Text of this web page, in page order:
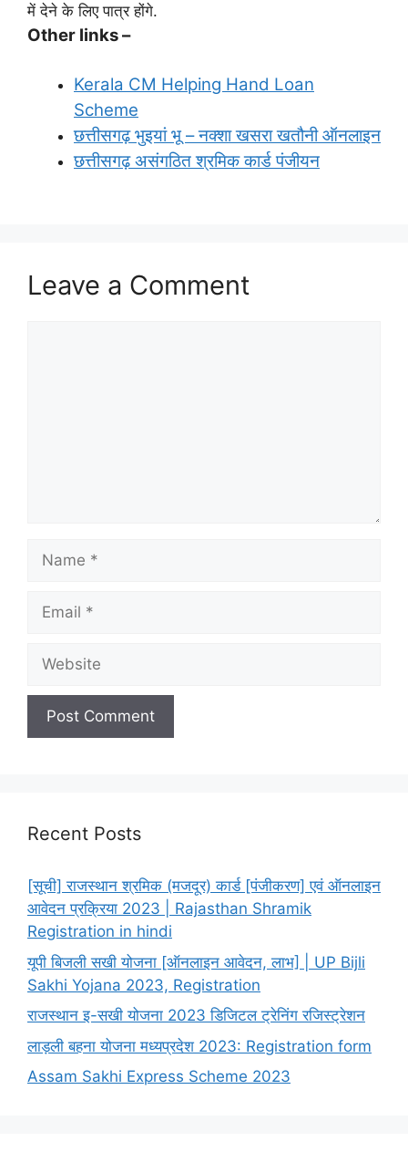
में देने के लिए पात्र होंगे.
Other links –
Kerala CM Helping Hand Loan
Scheme
छत्तीसगढ़ भुइयां भू – नक्शा खसरा खतौनी ऑनलाइन
छत्तीसगढ़ असंगठित श्रमिक कार्ड पंजीयन
Leave a Comment
Name
Email
Website
Recent Posts
[सूची] राजस्थान श्रमिक (मजदूर) कार्ड [पंजीकरण] एवं ऑनलाइन
आवेदन प्रक्रिया 2023 | Rajasthan Shramik
Registration in hindi
यूपी बिजली सखी योजना [ऑनलाइन आवेदन, लाभ] | UP Bijli
Sakhi Yojana 2023, Registration
राजस्थान इ-सखी योजना 2023 डिजिटल ट्रेनिंग रजिस्ट्रेशन
लाड़ली बहना योजना मध्यप्रदेश 2023: Registration form
Assam Sakhi Express Scheme 2023